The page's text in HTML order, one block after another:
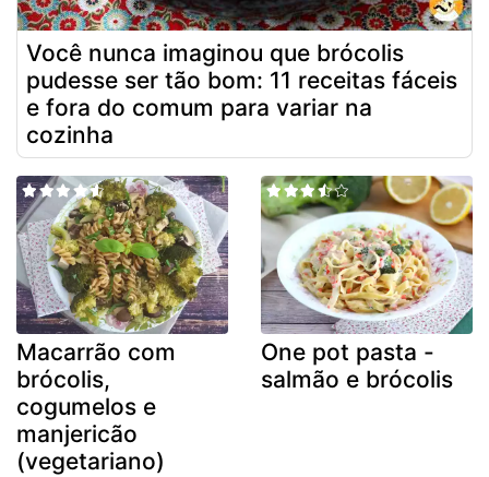
Você nunca imaginou que brócolis
pudesse ser tão bom: 11 receitas fáceis
e fora do comum para variar na
cozinha
Macarrão com
brócolis,
cogumelos e
manjericão
(vegetariano)
One pot pasta -
salmão e brócolis